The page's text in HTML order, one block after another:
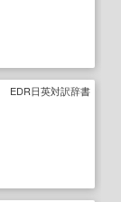
EDR日英対訳辞書